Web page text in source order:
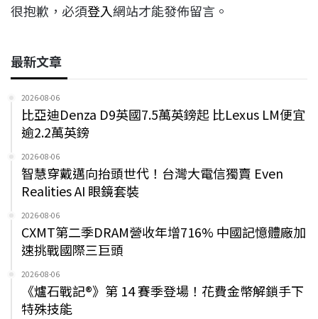
很抱歉，必須登入網站才能發佈留言。
最新文章
2026-08-06
比亞迪Denza D9英國7.5萬英鎊起 比Lexus LM便宜
逾2.2萬英鎊
2026-08-06
智慧穿戴邁向抬頭世代！台灣大電信獨賣 Even
Realities AI 眼鏡套裝
2026-08-06
CXMT第二季DRAM營收年增716% 中國記憶體廠加
速挑戰國際三巨頭
2026-08-06
《爐石戰記®》第 14 賽季登場！花費金幣解鎖手下
特殊技能